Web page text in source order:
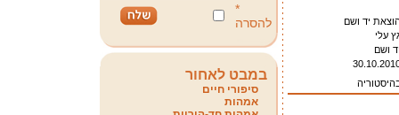
יד ושם
עלי
ושם
*
להסרה
במבט לאחור
סיפורי חיים
אמהות